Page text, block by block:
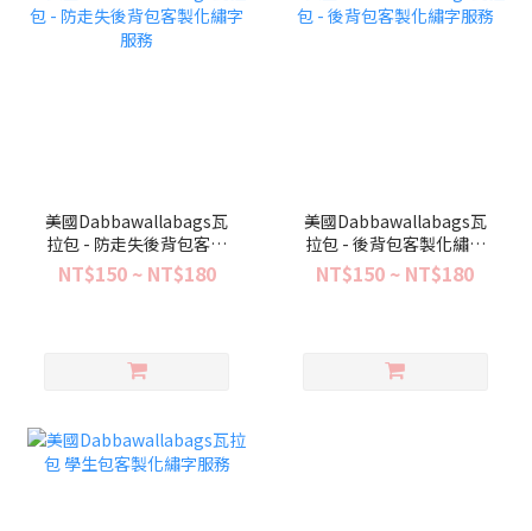
美國Dabbawallabags瓦
拉包 - 防走失後背包客製
化繡字服務
NT$150 ~ NT$180
美國Dabbawallabags瓦
拉包 - 後背包客製化繡字
服務
NT$150 ~ NT$180